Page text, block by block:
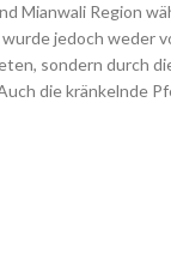
Mianwali Region
jedoch weder
sondern durch
die kränkelnde